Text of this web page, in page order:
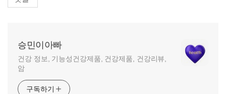
승민이아빠
건강 정보, 기능성건강제품, 건강제품, 건강리뷰,
암
구독하기